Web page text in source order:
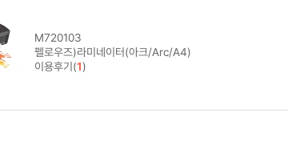
M720103
펠로우즈)라미네이터(아크/Arc/A4)
이용후기(1)